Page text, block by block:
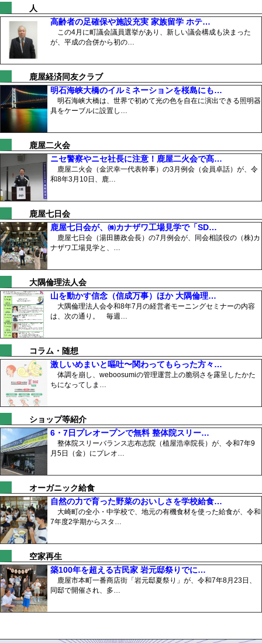
人
高齢者の足確保や施設充実 家族留学 ホテ…
この4月に町議会議員選挙があり、新しい議会構成も決まった
が、平成の合併から初の…
鹿屋経済同友クラブ
明石海峡大橋のイルミネーションを桜島にも…
明石海峡大橋は、世界で初めて光の色を自在に演出できる照明器
具をケーブルに設置し…
鹿屋二火会
ニセ警察やニセ社長に注意！鹿屋二火会で髙…
鹿屋二火会（金沢幸一代表幹事）の3月例会（会員卓話）が、令
和8年3月10日、鹿…
鹿屋七日会
鹿屋七日会が、㈱カナザワ工場見学で「SD…
鹿屋七日会（湯田勝政会長）の7月例会が、同会相談役の（株)カ
ナザワ工場見学と、…
大隅倫理法人会
山を動かす信念（信成万事）ほか 大隅倫理…
大隅倫理法人会令和8年7月の経営者モーニングセミナーの内容
は、次の通り。 毎週…
コラム・随想
激しいめまいと嘔吐〜関わってもらった方々…
体調を崩し、weboosumiの管理運営上の脆弱さを露呈したかた
ちになってしま…
ショップ等紹介
6・7日プレオープンで無料 整体院スリー…
整体院スリーバランス志布志院（植屋浩幸院長）が、令和7年9
月5日（金）にプレオ…
オーガニック給食
自然の力で育った野菜のおいしさを学校給食…
大崎町の全小・中学校で、地元の有機食材を使った給食が、令和
7年度2学期からスタ…
空家再生
築100年を超える古民家 岩元邸祭りでに…
鹿屋市本町一番商店街「岩元邸夏祭り」が、令和7年8月23日、
同邸で開催され、多…